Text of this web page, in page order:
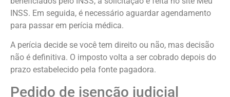
INSS. Em seguida, é necessário aguardar agendamento
para passar em perícia médica.
A perícia decide se você tem direito ou não, mas decisão
não é definitiva. O imposto volta a ser cobrado depois do
prazo estabelecido pela fonte pagadora.
Pedido de isenção judicial